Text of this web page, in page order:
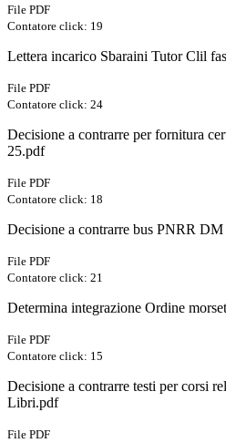
File PDF
Contatore click: 19
Lettera incarico Sbaraini Tutor Clil
File PDF
Contatore click: 24
Decisione a contrarre per fornitura
25.pdf
File PDF
Contatore click: 18
Decisione a contrarre bus PNRR
File PDF
Contatore click: 21
Determina integrazione Ordine
File PDF
Contatore click: 15
Decisione a contrarre testi per corsi
Libri.pdf
File PDF